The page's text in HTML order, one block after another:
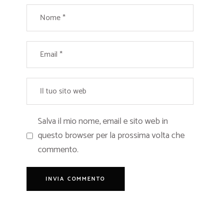
Salva il mio nome, email e sito web in
questo browser per la prossima volta che
commento.